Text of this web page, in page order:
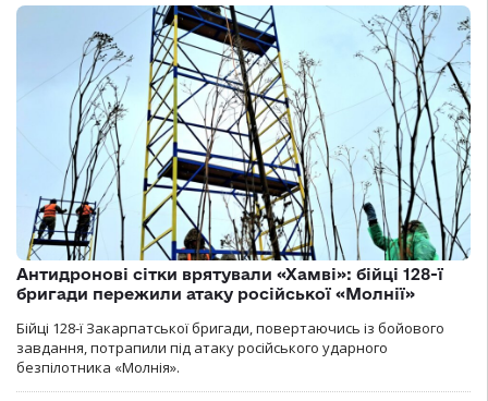
Антидронові сітки врятували «Хамві»: бійці 128-ї
бригади пережили атаку російської «Молнії»
Бійці 128-ї Закарпатської бригади, повертаючись із бойового
завдання, потрапили під атаку російського ударного
безпілотника «Молнія».